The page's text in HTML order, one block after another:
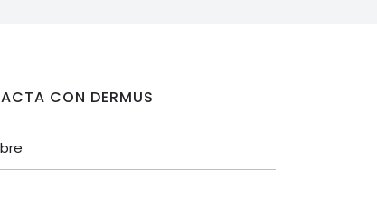
CON DERMUS